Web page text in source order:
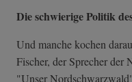
Die schwierige Politik
Und manche kochen
Fischer, der Sprecher der
"Unser